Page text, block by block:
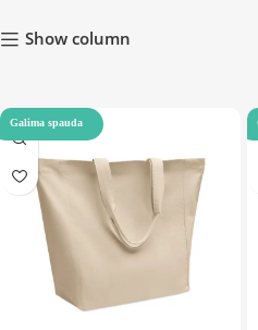
Show column
Galima spauda